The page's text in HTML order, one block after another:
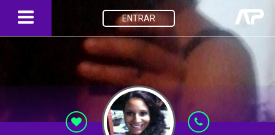
ENTRAR